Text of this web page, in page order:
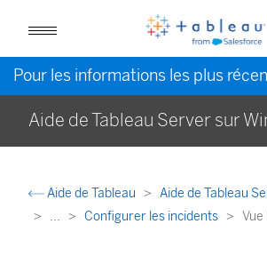
Aide de Tableau Server sur
Aide de Tableau
Aide de Tableau
...
Configurer les incidents Vue